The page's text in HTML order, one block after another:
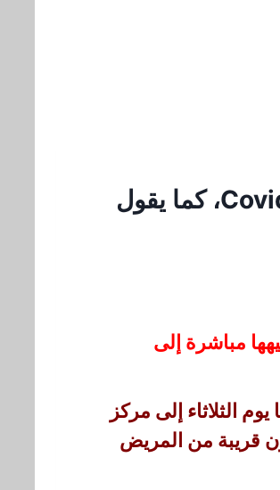
غدًا في قبرص الأدوية المضادة للفيروسات لـ Covid19، كما يقول
مباشرة إلى
الثلاثاء إلى مركز
قريبة من المريض